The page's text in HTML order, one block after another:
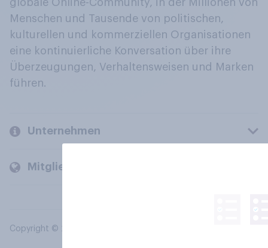
globale Online-Community, in der Millionen von
Menschen und Tausende von politischen,
kulturellen und kommerziellen Organisationen
eine kontinuierliche Konversation über ihre
Überzeugungen, Verhaltensweisen und Marken
führen.
Unternehmen
Mitglieder und Kunden
Copyright © 2026 YouGov PLC. Alle Rechte vorbehalten.